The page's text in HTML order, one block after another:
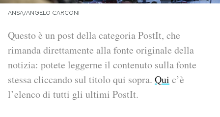
SHOP
CALENDARIO
ANSA/ANGELO CARCONI
Questo è un post della categoria PostIt, che
rimanda direttamente alla fonte originale della
notizia: potete leggerne il contenuto sulla fonte
stessa cliccando sul titolo qui sopra. Qui c’è
l’elenco di tutti gli ultimi PostIt.